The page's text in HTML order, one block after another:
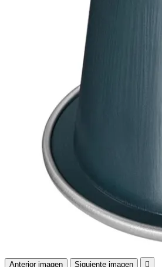
Anterior imagen Siguiente imagen 